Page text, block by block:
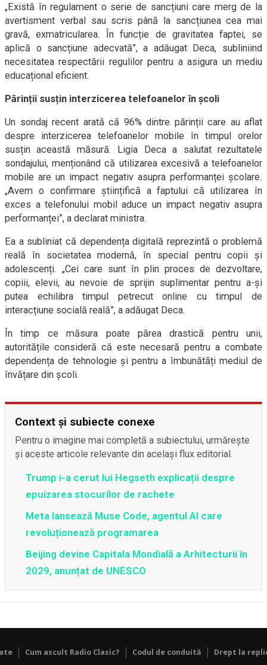
„Există în regulament o serie de sancțiuni care merg de la
avertisment verbal sau scris până la sancțiunea cea mai
gravă, exmatricularea. În funcție de gravitatea faptei, se
aplică o sancțiune adecvată”, a adăugat Deca, subliniind
necesitatea respectării regulilor pentru a asigura un mediu
educațional eficient.
Părinții susțin interzicerea telefoanelor în școli
Un sondaj recent arată că 96% dintre părinții care au aflat
despre interzicerea telefoanelor mobile în timpul orelor
susțin această măsură. Ligia Deca a salutat rezultatele
sondajului, menționând că utilizarea excesivă a telefoanelor
mobile are un impact negativ asupra performanței școlare.
„Avem o confirmare științifică a faptului că utilizarea în
exces a telefonului mobil aduce un impact negativ asupra
performanței”, a declarat ministra.
Ea a subliniat că dependența digitală reprezintă o problemă
reală în societatea modernă, în special pentru copii și
adolescenți. „Cei care sunt în plin proces de dezvoltare,
copiii, elevii, au nevoie de sprijin suplimentar pentru a-și
putea echilibra timpul petrecut online cu timpul de
interacțiune socială reală”, a adăugat Deca.
În timp ce măsura poate părea drastică pentru unii,
autoritățile consideră că este necesară pentru a combate
dependența de tehnologie și pentru a îmbunătăți mediul de
învățare din școli.
Context și subiecte conexe
Pentru o imagine mai completă a subiectului, urmărește
și aceste articole relevante din același flux editorial.
Trump i-a cerut lui Hegseth explicații despre
epuizarea stocurilor de rachete
Meta lansează Muse Code, agentul AI care
revoluționează programarea
Beijing devine Capitala Mondială a Arhitecturii în
2029, anunțat de UNESCO
Cum ascult Radio Clasic? Codul de conduită Drept la